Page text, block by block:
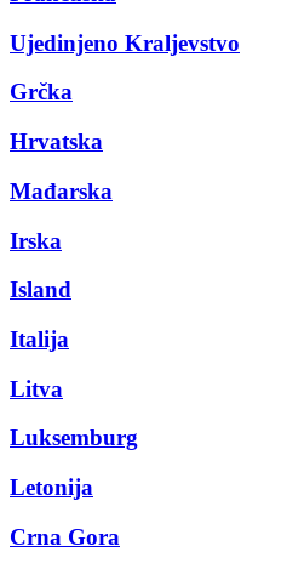
Ujedinjeno Kraljevstvo
Grčka
Hrvatska
Mađarska
Irska
Island
Italija
Litva
Luksemburg
Letonija
Crna Gora